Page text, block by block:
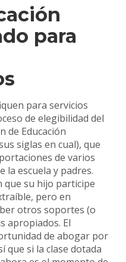
para
para servicios
de elegibilidad del
de Educación
siglas en cual), que
de varios
la escuela y padres.
que su hijo participe
pero en
otros soportes (o
apropiados. El
de abogar por
que si la clase dotada